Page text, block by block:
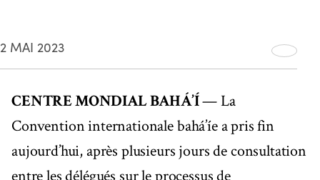
2 MAI 2023
CENTRE MONDIAL BAHÁ’Í— La
Convention internationale bahá’íe a pris fin
aujourd’hui, après plusieurs jours de consultation